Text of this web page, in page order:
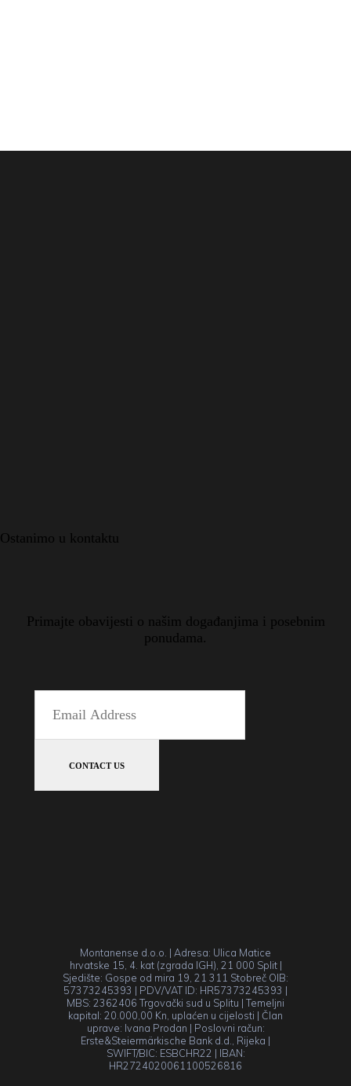
Ostanimo u kontaktu
Primajte obavijesti o našim događanjima i posebnim
ponudama.
Montanense d.o.o. | Adresa: Ulica Matice
hrvatske 15, 4. kat (zgrada IGH), 21 000 Split |
Sjedište: Gospe od mira 19, 21 311 Stobreč OIB:
57373245393 | PDV/VAT ID: HR57373245393 |
MBS: 2362406 Trgovački sud u Splitu | Temeljni
kapital: 20.000,00 Kn, uplaćen u cijelosti | Član
uprave: Ivana Prodan | Poslovni račun:
Erste&Steiermärkische Bank d.d., Rijeka |
SWIFT/BIC: ESBCHR22 | IBAN:
HR2724020061100526816